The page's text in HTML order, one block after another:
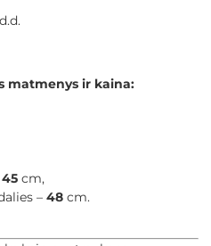
matmenys ir kaina:
45 cm,
– 48 cm.